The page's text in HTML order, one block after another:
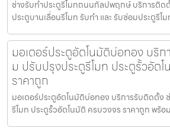
ช่างรับทำประตูรีโมทถนนกัลปพฤกษ์ บริการติด
ประตูบานเลื่อนรีโมท รับทำ และ รับซ่อมประตูรีโ
มอเตอร์ประตูอัตโนมัติบ่อทอง บริ
ม ปรับปรุงประตูรีโมท ประตูรั้วอัต
ราคาถูก
มอเตอร์ประตูอัตโนมัติบ่อทอง บริการรับติดตั้ง
รีโมท ประตูรั้วอัตโนมัติ ครบวงจร ราคาถูก พร้อ